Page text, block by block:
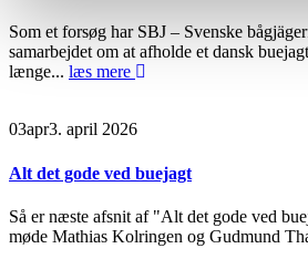
Som et forsøg har SBJ – Svenske
samarbejdet om at afholde et dansk
længe... læs mere
03apr3. april 2026
Alt det gode ved buejagt
Så er næste afsnit af "Alt det gode ved
møde Mathias Kolringen og Gudmund